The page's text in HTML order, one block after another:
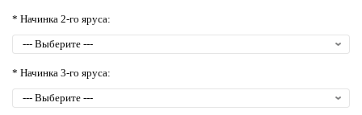
* Начинка 2-го яруса:
* Начинка 3-го яруса: